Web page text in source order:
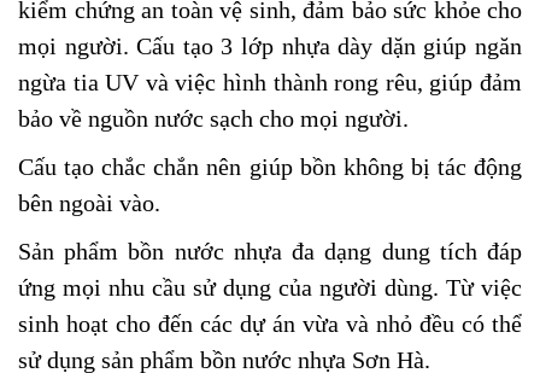
kiểm chứng an toàn vệ sinh, đảm bảo sức khỏe cho
mọi người. Cấu tạo 3 lớp nhựa dày dặn giúp ngăn
ngừa tia UV và việc hình thành rong rêu, giúp đảm
bảo về nguồn nước sạch cho mọi người.
Cấu tạo chắc chắn nên giúp bồn không bị tác động
bên ngoài vào.
Sản phẩm bồn nước nhựa đa dạng dung tích đáp
ứng mọi nhu cầu sử dụng của người dùng. Từ việc
sinh hoạt cho đến các dự án vừa và nhỏ đều có thể
sử dụng sản phẩm bồn nước nhựa Sơn Hà.